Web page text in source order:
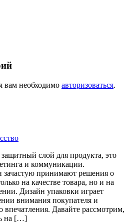
вам необходимо авторизоваться.
слой для продукта, это
и коммуникации.
зачастую принимают решения о
на качестве товара, но и на
Дизайн упаковки играет
внимания покупателя и
Давайте рассмотрим,
на […]